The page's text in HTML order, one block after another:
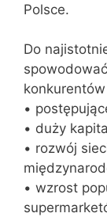
Polsce.
Do
•
• duży
• rozwój
• wzrost